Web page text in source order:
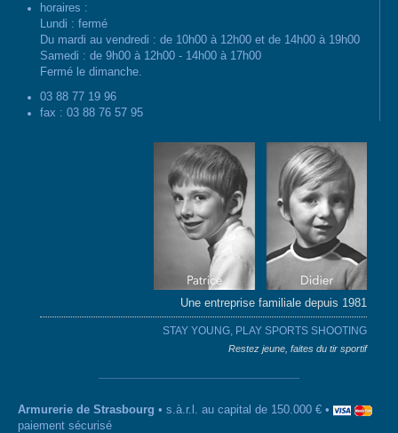
horaires :
Lundi : fermé
Du mardi au vendredi : de 10h00 à 12h00 et de 14h00 à 19h00
Samedi : de 9h00 à 12h00 - 14h00 à 17h00
Fermé le dimanche.
03 88 77 19 96
fax : 03 88 76 57 95
Une entreprise familiale depuis 1981
STAY YOUNG, PLAY SPORTS SHOOTING
Restez jeune, faites du tir sportif
Armurerie de Strasbourg • s.à.r.l. au capital de 150.000 € •
paiement sécurisé